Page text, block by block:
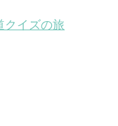
イズの旅